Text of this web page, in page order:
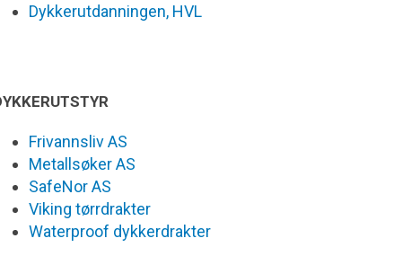
Dykkerutdanningen, HVL
Frivannsliv AS
Metallsøker AS
SafeNor AS
Viking tørrdrakter
Waterproof dykkerdrakter